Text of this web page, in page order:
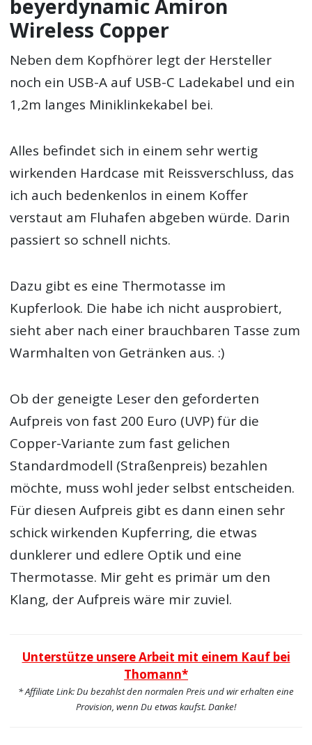
beyerdynamic Amiron
Wireless Copper
Neben dem Kopfhörer legt der Hersteller
noch ein USB-A auf USB-C Ladekabel und ein
1,2m langes Miniklinkekabel bei.
Alles befindet sich in einem sehr wertig
wirkenden Hardcase mit Reissverschluss, das
ich auch bedenkenlos in einem Koffer
verstaut am Fluhafen abgeben würde. Darin
passiert so schnell nichts.
Dazu gibt es eine Thermotasse im
Kupferlook. Die habe ich nicht ausprobiert,
sieht aber nach einer brauchbaren Tasse zum
Warmhalten von Getränken aus. :)
Ob der geneigte Leser den geforderten
Aufpreis von fast 200 Euro (UVP) für die
Copper-Variante zum fast gelichen
Standardmodell (Straßenpreis) bezahlen
möchte, muss wohl jeder selbst entscheiden.
Für diesen Aufpreis gibt es dann einen sehr
schick wirkenden Kupferring, die etwas
dunklerer und edlere Optik und eine
Thermotasse. Mir geht es primär um den
Klang, der Aufpreis wäre mir zuviel.
Unterstütze unsere Arbeit mit einem Kauf bei
Thomann*
* Affiliate Link: Du bezahlst den normalen Preis und wir erhalten eine
Provision, wenn Du etwas kaufst. Danke!